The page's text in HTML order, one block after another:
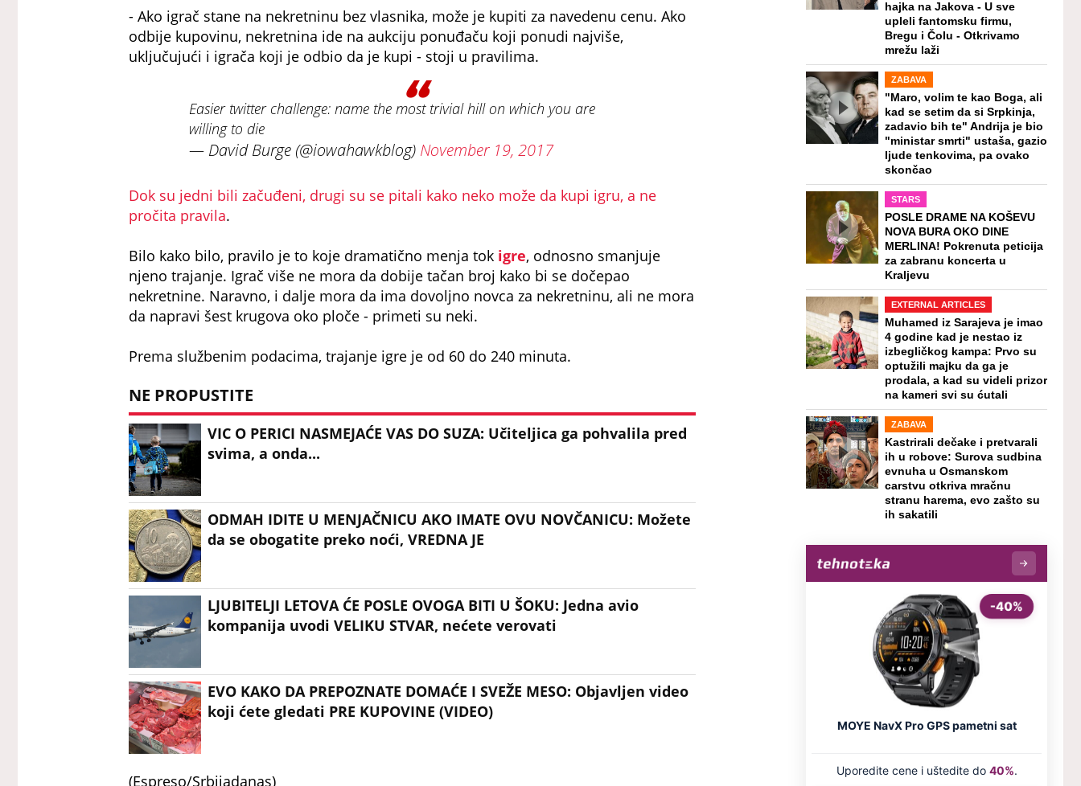
- Ako igrač stane na nekretninu bez vlasnika, može je kupiti za navedenu cenu. Ako
odbije kupovinu, nekretnina ide na aukciju ponuđaču koji ponudi najviše,
uključujući i igrača koji je odbio da je kupi - stoji u pravilima.
Easier twitter challenge: name the most trivial hill on which you are
willing to die
— David Burge (@iowahawkblog) November 19, 2017
Dok su jedni bili začuđeni, drugi su se pitali kako neko može da kupi igru, a ne
pročita pravila.
Bilo kako bilo, pravilo je to koje dramatično menja tok igre, odnosno smanjuje
njeno trajanje. Igrač više ne mora da dobije tačan broj kako bi se dočepao
nekretnine. Naravno, i dalje mora da ima dovoljno novca za nekretninu, ali ne mora
da napravi šest krugova oko ploče - primeti su neki.
Prema službenim podacima, trajanje igre je od 60 do 240 minuta.
NE PROPUSTITE
VIC O PERICI NASMEJAĆE VAS DO SUZA: Učiteljica ga pohvalila pred
svima, a onda...
ODMAH IDITE U MENJAČNICU AKO IMATE OVU NOVČANICU: Možete
da se obogatite preko noći, VREDNA JE
LJUBITELJI LETOVA ĆE POSLE OVOGA BITI U ŠOKU: Jedna avio
kompanija uvodi VELIKU STVAR, nećete verovati
EVO KAKO DA PREPOZNATE DOMAĆE I SVEŽE MESO: Objavljen video
koji ćete gledati PRE KUPOVINE (VIDEO)
(Espreso/Srbijadanas)
hajka na Jakova - U sve
upleli fantomsku firmu,
Bregu i Čolu - Otkrivamo
mrežu laži
ZABAVA
"Maro, volim te kao Boga, ali
kad se setim da si Srpkinja,
zadavio bih te" Andrija je bio
"ministar smrti" ustaša, gazio
ljude tenkovima, pa ovako
skončao
STARS
POSLE DRAME NA KOŠEVU
NOVA BURA OKO DINE
MERLINA! Pokrenuta peticija
za zabranu koncerta u
Kraljevu
EXTERNAL ARTICLES
Muhamed iz Sarajeva je imao
4 godine kad je nestao iz
izbegličkog kampa: Prvo su
optužili majku da ga je
prodala, a kad su videli prizor
na kameri svi su ćutali
ZABAVA
Kastrirali dečake i pretvarali
ih u robove: Surova sudbina
evnuha u Osmanskom
carstvu otkriva mračnu
stranu harema, evo zašto su
ih sakatili